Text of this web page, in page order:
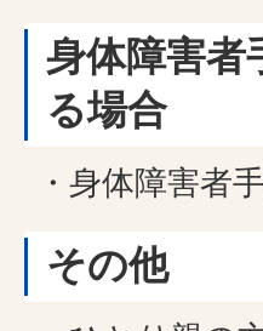
身体障害者
る場合
・身体障害者
その他